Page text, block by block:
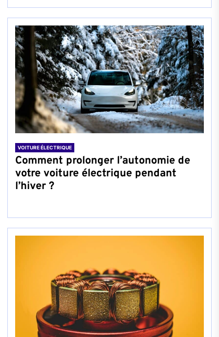
VOITURE ÉLECTRIQUE
Comment prolonger l’autonomie de
votre voiture électrique pendant
l’hiver ?